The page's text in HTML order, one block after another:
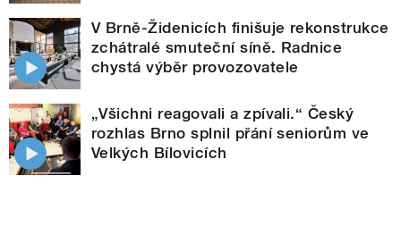
V Brně-Židenicích finišuje rekonstrukce
zchátralé smuteční síně. Radnice
chystá výběr provozovatele
„Všichni reagovali a zpívali.“ Český
rozhlas Brno splnil přání seniorům ve
Velkých Bílovicích